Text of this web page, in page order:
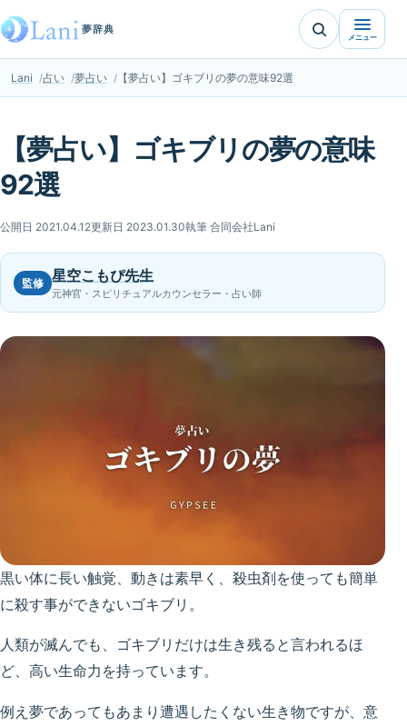
夢辞典
メニュー
Lani 占い 夢占い 【夢占い】ゴキブリの夢の意味92選
【夢占い】ゴキブリの夢の意味
92選
公開日 2021.04.12更新日 2023.01.30執筆 合同会社Lani
監修 星空こもぴ先生
元神官・スピリチュアルカウンセラー・占い師
黒い体に長い触覚、動きは素早く、殺虫剤を使っても簡単
に殺す事ができないゴキブリ。
人類が滅んでも、ゴキブリだけは生き残ると言われるほ
ど、高い生命力を持っています。
例え夢であってもあまり遭遇したくない生き物ですが、意